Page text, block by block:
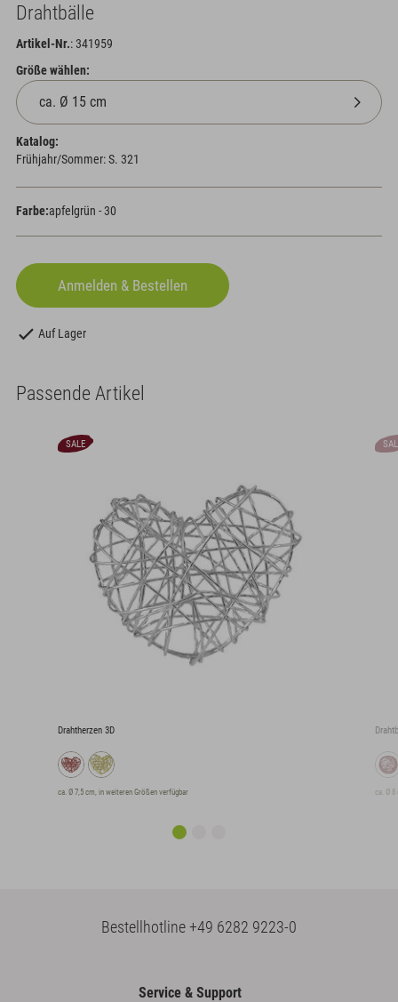
Drahtbälle
Artikel-Nr.: 341959
Größe wählen:
Katalog:
Frühjahr/Sommer: S. 321
Farbe:apfelgrün - 30
Auf Lager
Passende Artikel
SALE
Drahtherzen 3D
ca. Ø 7,5 cm, in weiteren Größen verfügbar ca. Ø 8
Bestellhotline+49 6282 9223-0
Service & Support